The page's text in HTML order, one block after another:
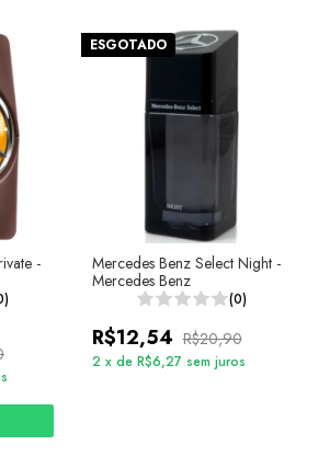
-
ESGOTADO
Mercedes Benz Select Night -
Mercedes Benz
(0)
R$12,54 R$20,90
2 x de R$6,27 sem juros